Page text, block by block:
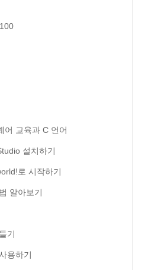
어 교육과 C 언어
설치하기
로 시작하기
알아보기
기
용하기